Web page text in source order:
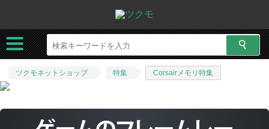
ツクモネットショップ 特集 Corsairメモリ特集